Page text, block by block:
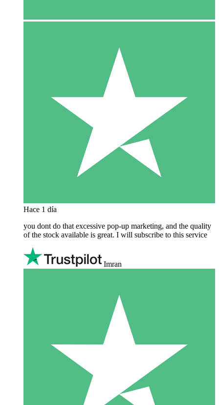
Hace 1 día
you dont do that excessive pop-up marketing, and the quality
of the stock available is great. I will subscribe to this service
Imran